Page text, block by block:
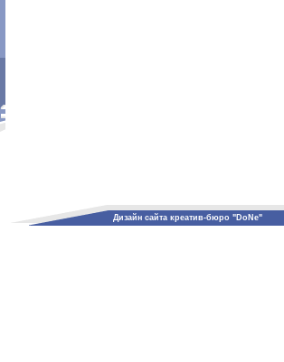
Дизайн сайта креатив-бюро "DoNe"